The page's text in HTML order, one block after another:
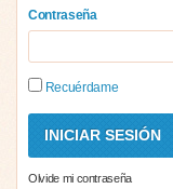
Contraseña
Recuérdame
Olvide mi contraseña